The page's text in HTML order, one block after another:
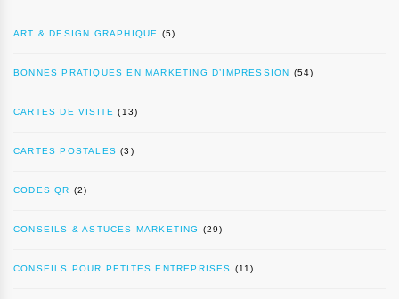
ART & DESIGN GRAPHIQUE (5)
BONNES PRATIQUES EN MARKETING D’IMPRESSION (54)
CARTES DE VISITE (13)
CARTES POSTALES (3)
CODES QR (2)
CONSEILS & ASTUCES MARKETING (29)
CONSEILS POUR PETITES ENTREPRISES (11)